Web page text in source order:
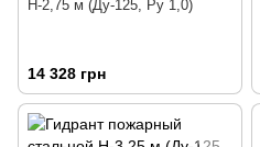
Н-2,75 м (Ду-125, Ру 1,0)
14 328 грн